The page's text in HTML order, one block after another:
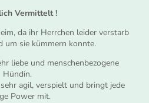
Vermittelt !
da ihr Herrchen leider verstarb
um sie kümmern konnte.
liebe und menschenbezogene
Hündin.
agil, verspielt und bringt jede
Power mit.